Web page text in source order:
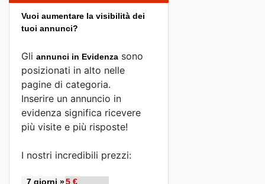
Vuoi aumentare la visibilità dei
tuoi annunci?
Gli annunci in Evidenza sono
posizionati in alto nelle
pagine di categoria.
Inserire un annuncio in
evidenza significa ricevere
più visite e più risposte!
I nostri incredibili prezzi:
7 giorni »5 €